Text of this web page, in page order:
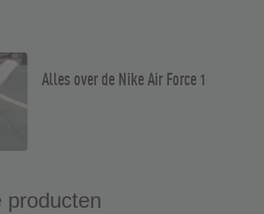
Alles over de Nike Air Force 1
producten